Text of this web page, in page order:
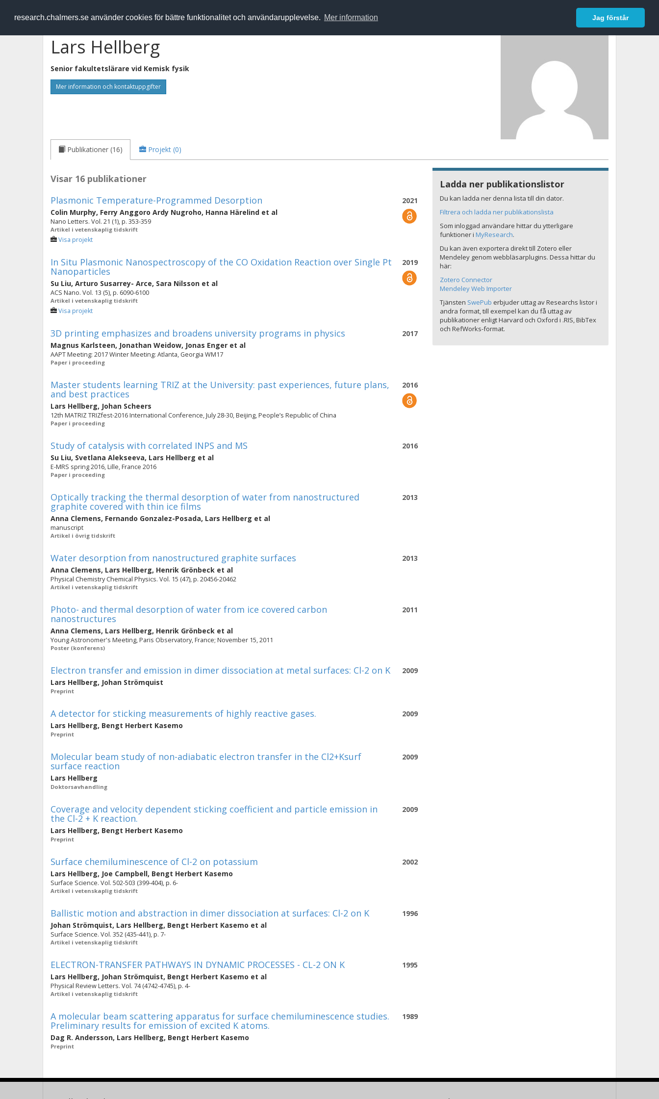
research.chalmers.se använder cookies för bättre funktionalitet och användarupplevelse. Mer information Jag förstår
RESEARCH.chalmers.se Logga in
Lars Hellberg
Senior fakultetslärare vid Kemisk fysik
Mer information och kontaktuppgifter
Publikationer (16) Projekt (0)
Visar 16 publikationer
2021
Plasmonic Temperature-Programmed Desorption
Colin Murphy, Ferry Anggoro Ardy Nugroho, Hanna Härelind et al
Nano Letters. Vol. 21 (1), p. 353-359
Artikel i vetenskaplig tidskrift
Visa projekt
2019
In Situ Plasmonic Nanospectroscopy of the CO Oxidation Reaction over Single Pt
Nanoparticles
Su Liu, Arturo Susarrey- Arce, Sara Nilsson et al
ACS Nano. Vol. 13 (5), p. 6090-6100
Artikel i vetenskaplig tidskrift
Visa projekt
2017
3D printing emphasizes and broadens university programs in physics
Magnus Karlsteen, Jonathan Weidow, Jonas Enger et al
AAPT Meeting: 2017 Winter Meeting: Atlanta, Georgia WM17
Paper i proceeding
2016
Master students learning TRIZ at the University: past experiences, future plans,
and best practices
Lars Hellberg, Johan Scheers
12th MATRIZ TRIZfest-2016 International Conference, July 28-30, Beijing, People’s Republic of China
Paper i proceeding
2016
Study of catalysis with correlated INPS and MS
Su Liu, Svetlana Alekseeva, Lars Hellberg et al
E-MRS spring 2016, Lille, France 2016
Paper i proceeding
2013
Optically tracking the thermal desorption of water from nanostructured
graphite covered with thin ice films
Anna Clemens, Fernando Gonzalez-Posada, Lars Hellberg et al
manuscript
Artikel i övrig tidskrift
2013
Water desorption from nanostructured graphite surfaces
Anna Clemens, Lars Hellberg, Henrik Grönbeck et al
Physical Chemistry Chemical Physics. Vol. 15 (47), p. 20456-20462
Artikel i vetenskaplig tidskrift
2011
Photo- and thermal desorption of water from ice covered carbon
nanostructures
Anna Clemens, Lars Hellberg, Henrik Grönbeck et al
Young Astronomer's Meeting, Paris Observatory, France; November 15, 2011
Poster (konferens)
2009
Electron transfer and emission in dimer dissociation at metal surfaces: Cl-2 on K
Lars Hellberg, Johan Strömquist
Preprint
2009
A detector for sticking measurements of highly reactive gases.
Lars Hellberg, Bengt Herbert Kasemo
Preprint
2009
Molecular beam study of non-adiabatic electron transfer in the Cl2+Ksurf
surface reaction
Lars Hellberg
Doktorsavhandling
2009
Coverage and velocity dependent sticking coefficient and particle emission in
the Cl-2 + K reaction.
Lars Hellberg, Bengt Herbert Kasemo
Preprint
2002
Surface chemiluminescence of Cl-2 on potassium
Lars Hellberg, Joe Campbell, Bengt Herbert Kasemo
Surface Science. Vol. 502-503 (399-404), p. 6-
Artikel i vetenskaplig tidskrift
1996
Ballistic motion and abstraction in dimer dissociation at surfaces: Cl-2 on K
Johan Strömquist, Lars Hellberg, Bengt Herbert Kasemo et al
Surface Science. Vol. 352 (435-441), p. 7-
Artikel i vetenskaplig tidskrift
1995
ELECTRON-TRANSFER PATHWAYS IN DYNAMIC PROCESSES - CL-2 ON K
Lars Hellberg, Johan Strömquist, Bengt Herbert Kasemo et al
Physical Review Letters. Vol. 74 (4742-4745), p. 4-
Artikel i vetenskaplig tidskrift
1989
A molecular beam scattering apparatus for surface chemiluminescence studies.
Preliminary results for emission of excited K atoms.
Dag R. Andersson, Lars Hellberg, Bengt Herbert Kasemo
Preprint
Ladda ner publikationslistor
Du kan ladda ner denna lista till din dator.
Filtrera och ladda ner publikationslista
Som inloggad användare hittar du ytterligare
funktioner i MyResearch.
Du kan även exportera direkt till Zotero eller
Mendeley genom webbläsarplugins. Dessa hittar du
här:
Zotero Connector
Mendeley Web Importer
Tjänsten SwePub erbjuder uttag av Researchs listor i
andra format, till exempel kan du få uttag av
publikationer enligt Harvard och Oxford i .RIS, BibTex
och RefWorks-format.